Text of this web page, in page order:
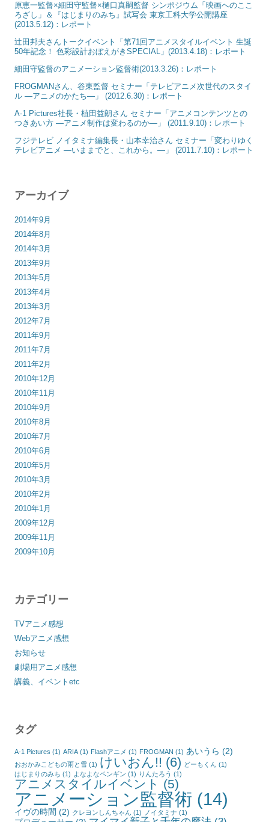
原恵一監督×細田守監督×樋口真嗣監督 シンポジウム「映画へのここ
ろざし」＆『はじまりのみち』試写会 東京工科大学公開講座
(2013.5.12)：レポート
辻田邦夫さんトークイベント「第71回アニメスタイルイベント 生誕
50年記念！ 色彩設計おぼえがきSPECIAL」(2013.4.18)：レポート
細田守監督のアニメーション監督術(2013.3.26)：レポート
FROGMANさん、谷東監督 セミナー「テレビアニメ次世代のスタイ
ル ―アニメのかたち―」 (2012.6.30)：レポート
A-1 Pictures社長・植田益朗さん セミナー「アニメコンテンツとの
つきあい方 ―アニメ制作は変わるのか―」 (2011.9.10)：レポート
フジテレビ ノイタミナ編集長・山本幸治さん セミナー「変わりゆく
テレビアニメ ―いままでと、これから。―」 (2011.7.10)：レポート
アーカイブ
2014年9月
2014年8月
2014年3月
2013年9月
2013年5月
2013年4月
2013年3月
2012年7月
2011年9月
2011年7月
2011年2月
2010年12月
2010年11月
2010年9月
2010年8月
2010年7月
2010年6月
2010年5月
2010年3月
2010年2月
2010年1月
2009年12月
2009年11月
2009年10月
カテゴリー
TVアニメ感想
Webアニメ感想
お知らせ
劇場用アニメ感想
講義、イベントetc
タグ
A-1 Pictures (1) ARIA (1) Flashアニメ (1) FROGMAN (1) あいうら (2)
おおかみこどもの雨と雪 (1) けいおん!! (6) どーもくん (1)
はじまりのみち (1) よなよなペンギン (1) りんたろう (1)
アニメスタイルイベント (5)
アニメーション監督術 (14)
イヴの時間 (2) クレヨンしんちゃん (1) ノイタミナ (1)